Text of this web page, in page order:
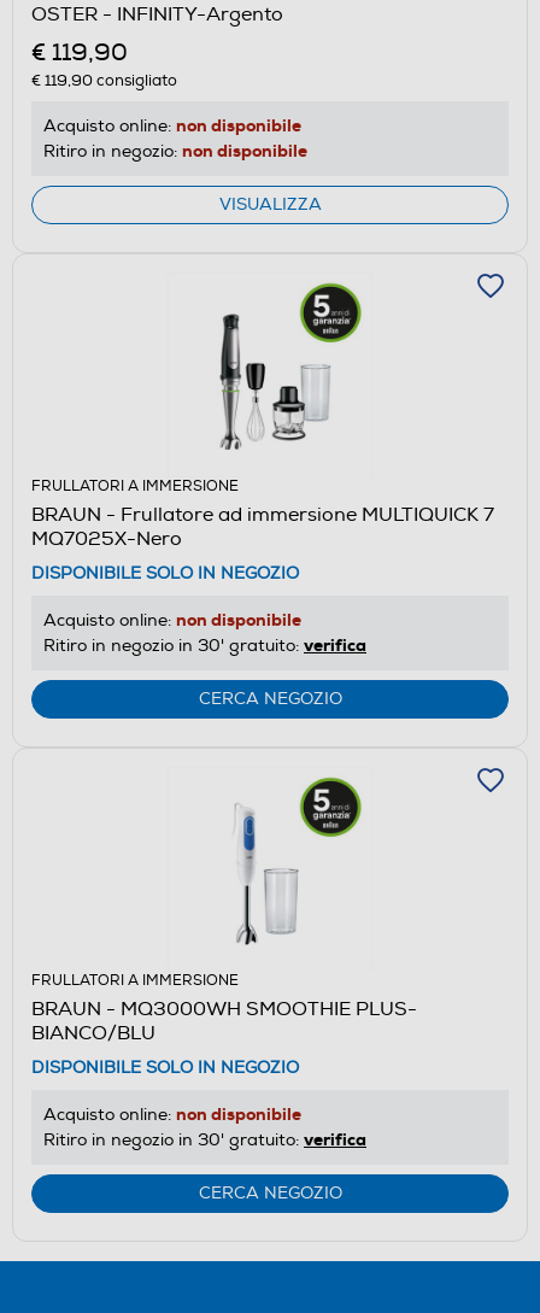
OSTER - INFINITY-Argento
€ 119,90
€ 119,90consigliato
Acquisto online: non disponibile
Ritiro in negozio: non disponibile
VISUALIZZA
FRULLATORI A IMMERSIONE
BRAUN - Frullatore ad immersione MULTIQUICK 7
MQ7025X-Nero
DISPONIBILE SOLO IN NEGOZIO
Acquisto online: non disponibile
Ritiro in negozio in 30' gratuito: verifica
CERCA NEGOZIO
FRULLATORI A IMMERSIONE
BRAUN - MQ3000WH SMOOTHIE PLUS-
BIANCO/BLU
DISPONIBILE SOLO IN NEGOZIO
Acquisto online: non disponibile
Ritiro in negozio in 30' gratuito: verifica
CERCA NEGOZIO